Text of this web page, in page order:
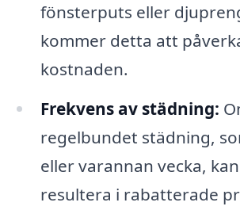
fönsterputs eller
kommer detta att
kostnaden.
Frekvens av städning:
regelbundet städning,
eller varannan vecka,
resultera i rabatterade